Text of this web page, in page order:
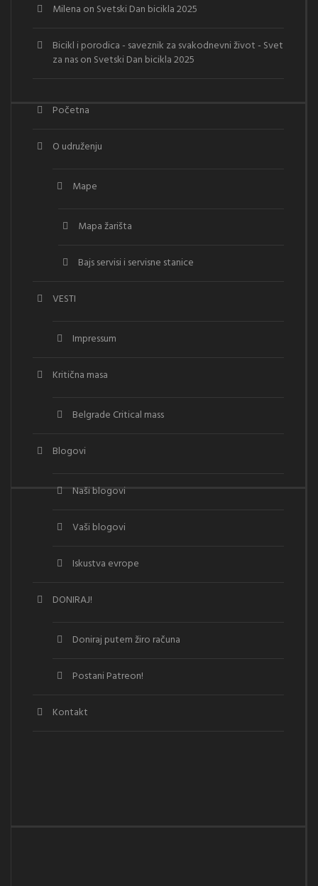
Milena on Svetski Dan bicikla 2025
Bicikl i porodica - saveznik za svakodnevni život - Svet
za nason Svetski Dan bicikla 2025
Početna
O udruženju
Mape
Mapa žarišta
Bajs servisi i servisne stanice
VESTI
Impressum
Kritična masa
Belgrade Critical mass
Blogovi
Naši blogovi
Vaši blogovi
Iskustva evrope
DONIRAJ!
Doniraj putem žiro računa
Postani Patreon!
Kontakt